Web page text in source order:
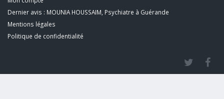
Dernier avis : MOUNIA HOUSSAIM, Psychiatre à Guérande
Mentions légales
Politique de confidentialité